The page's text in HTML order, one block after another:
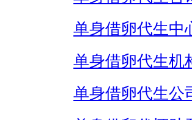
单身借卵代生中
单身借卵代生机
单身借卵代生公